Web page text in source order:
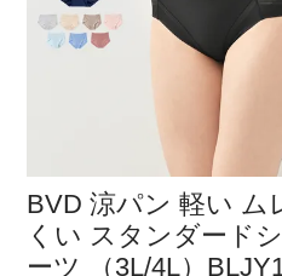
BVD 涼パン 軽い ム
くい スタンダード
ーツ （3L/4L）